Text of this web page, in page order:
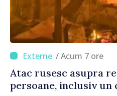
/ Acum 7 ore
Atac rusesc asupra
persoane, inclusiv un